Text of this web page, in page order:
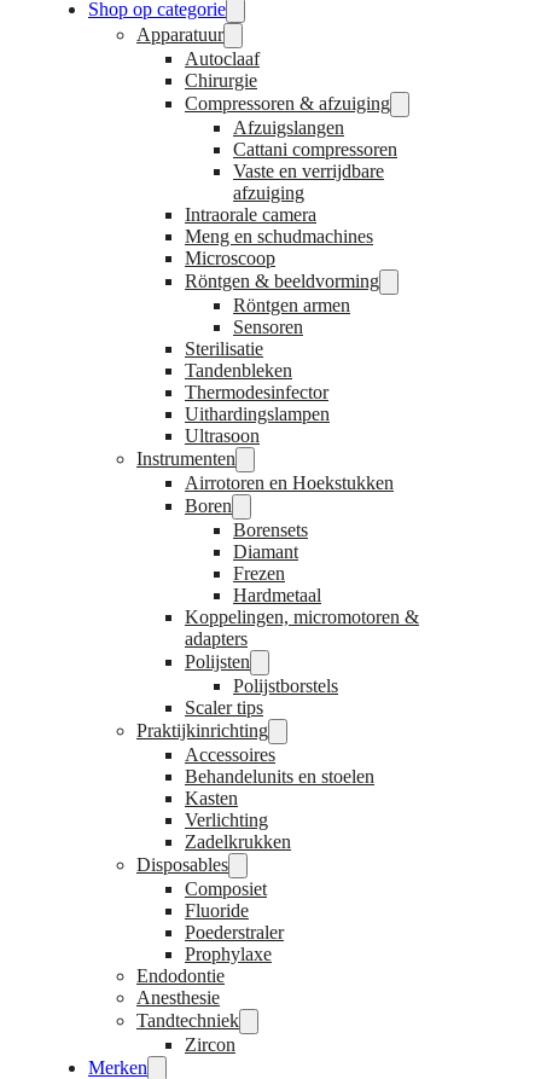
Shop op categorie
Apparatuur
Autoclaaf
Chirurgie
Compressoren & afzuiging
Afzuigslangen
Cattani compressoren
Vaste en verrijdbare
afzuiging
Intraorale camera
Meng en schudmachines
Microscoop
Röntgen & beeldvorming
Röntgen armen
Sensoren
Sterilisatie
Tandenbleken
Thermodesinfector
Uithardingslampen
Ultrasoon
Instrumenten
Airrotoren en Hoekstukken
Boren
Borensets
Diamant
Frezen
Hardmetaal
Koppelingen, micromotoren &
adapters
Polijsten
Polijstborstels
Scaler tips
Praktijkinrichting
Accessoires
Behandelunits en stoelen
Kasten
Verlichting
Zadelkrukken
Disposables
Composiet
Fluoride
Poederstraler
Prophylaxe
Endodontie
Anesthesie
Tandtechniek
Zircon
Merken